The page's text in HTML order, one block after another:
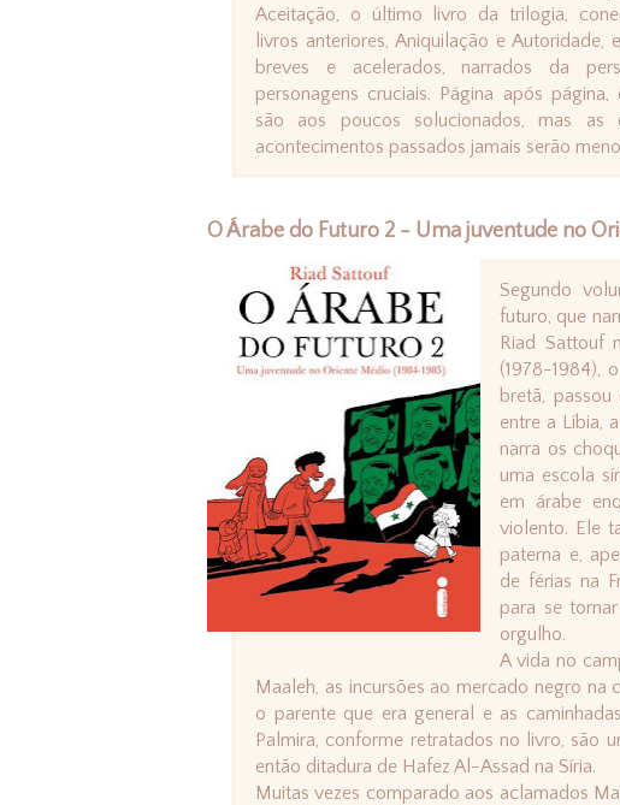
Aceitação, o último livro da trilogia,
livros anteriores, Aniquilação e Autoridade,
breves e acelerados, narrados da
personagens cruciais. Página após página,
são aos poucos solucionados, mas as
acontecimentos passados jamais serão
O Árabe do Futuro 2 - Uma juventude no
Segundo
futuro, que
Riad Sattouf
(1978-1984),
bretã,
entre a Líbia,
narra os
uma escola
em árabe
violento. Ele
paterna e,
de férias na
para se
orgulho.
A vida no
Maaleh, as incursões ao mercado negro na
o parente que era general e as
Palmira, conforme retratados no livro, são
então ditadura de Hafez Al-Assad na Síria.
Muitas vezes comparado aos aclamados